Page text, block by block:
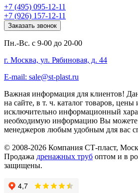
+7 (495) 095-12-11
+7 (926) 157-12-11
Заказать звонок
Пн.-Вс. с 9-00 до 20-00
г. Москва, ул. Рябиновая, д. 44
E-mail: sale@st-plast.ru
Важная информация для клиентов!
на сайте, в т. ч. каталог товаров, цены
исключительно информационный
необходимую информацию Вы можете
менеджеров любым удобным для вас
© 2008-2026 Компания СТ-пласт,
Продажа дренажных труб оптом и в
защищены.